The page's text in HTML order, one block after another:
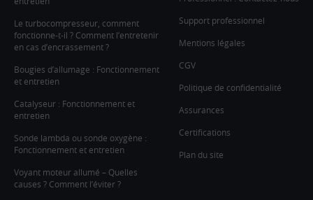
Le turbocompresseur, comment
fonctionne-t-il ? Comment l’entretenir
en cas d’encrassement ?
Bougies d’allumage : Fonctionnement
et entretien
Catalyseur : Fonctionnement et
entretien
Sonde lambda ou sonde oxygène :
Fonctionnement et entretien
Voyant moteur allumé – Quelles
causes ? Comment l’éviter ?
Support professionnel
Mentions légales
CGV
Politique de confidentialité
Assurances
Certifications
Plan du site